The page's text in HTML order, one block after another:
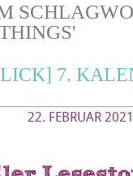
7.
22. FEBRUAR